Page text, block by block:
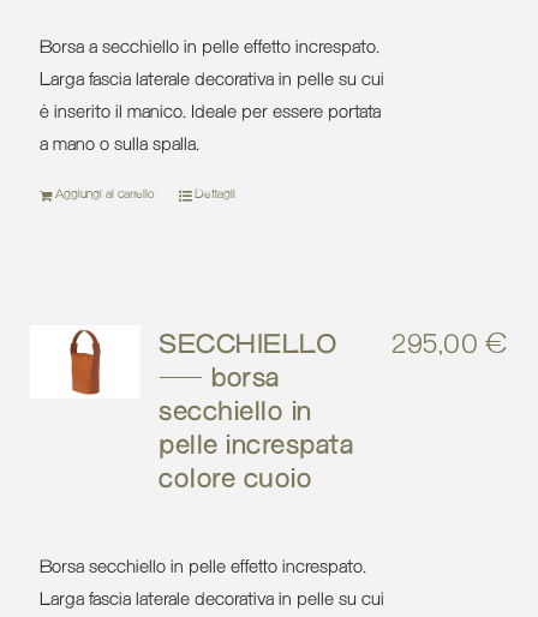
Borsa a secchiello in pelle effetto increspato.
Larga fascia laterale decorativa in pelle su cui
è inserito il manico. Ideale per essere portata
a mano o sulla spalla.
Aggiungi al carrello Dettagli
SECCHIELLO
– borsa
secchiello in
pelle increspata
colore cuoio
295,00€
Borsa secchiello in pelle effetto increspato.
Larga fascia laterale decorativa in pelle su cui